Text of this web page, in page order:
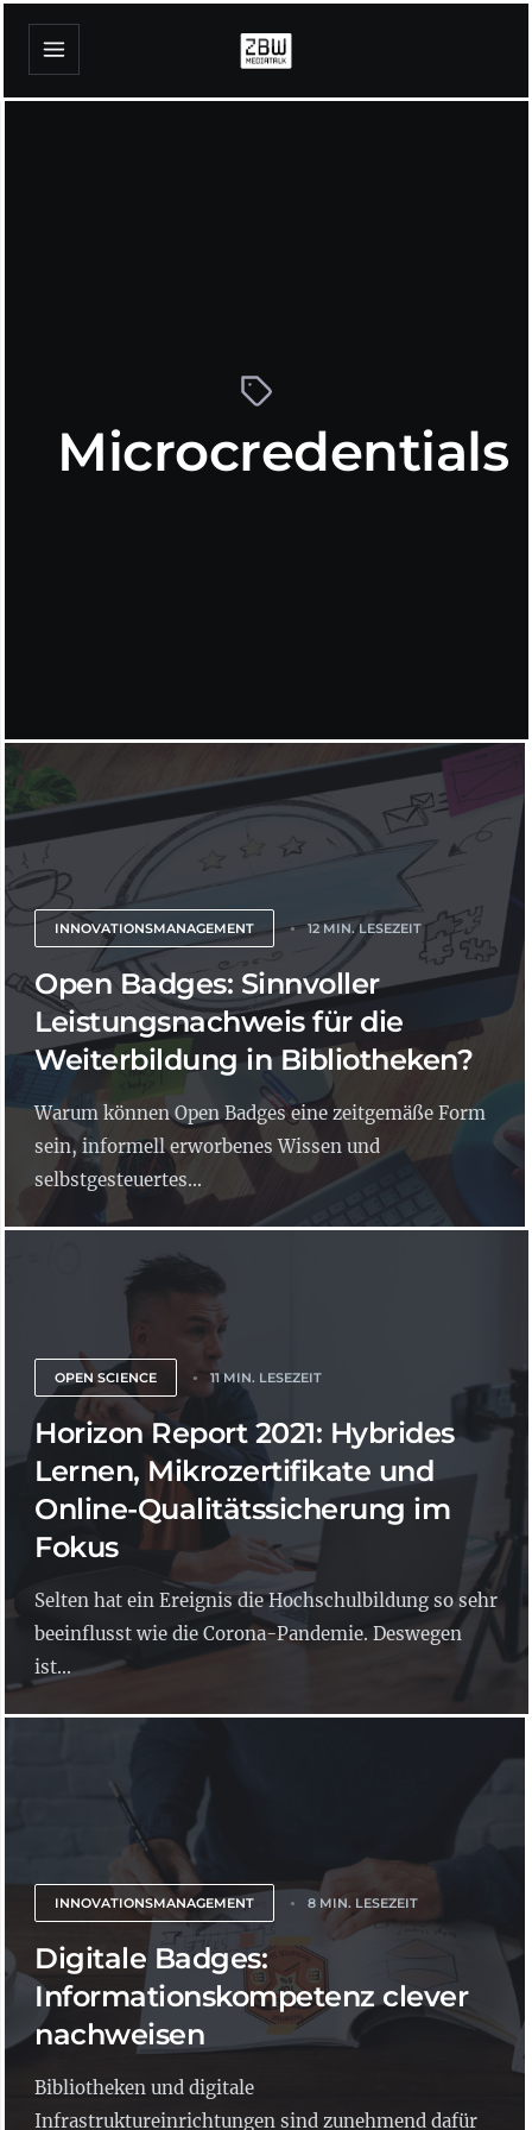
Microcredentials
INNOVATIONSMANAGEMENT 12 MIN. LESEZEIT
Open Badges: Sinnvoller
Leistungsnachweis für die
Weiterbildung in Bibliotheken?
Warum können Open Badges eine zeitgemäße Form
sein, informell erworbenes Wissen und
selbstgesteuertes...
OPEN SCIENCE 11 MIN. LESEZEIT
Horizon Report 2021: Hybrides
Lernen, Mikrozertifikate und
Online-Qualitätssicherung im
Fokus
Selten hat ein Ereignis die Hochschulbildung so sehr
beeinflusst wie die Corona-Pandemie. Deswegen
ist...
INNOVATIONSMANAGEMENT 8 MIN. LESEZEIT
Digitale Badges:
Informationskompetenz clever
nachweisen
Bibliotheken und digitale
Infrastruktureinrichtungen sind zunehmend dafür